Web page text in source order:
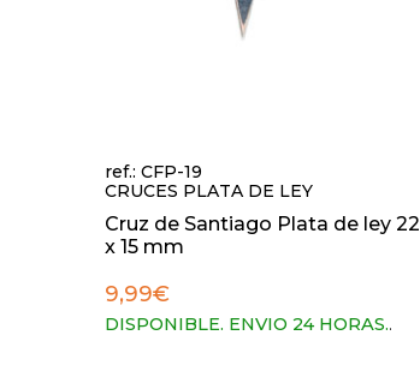
ref.: CFP-19
CRUCES PLATA DE LEY
Cruz de Santiago Plata de ley 22
x 15 mm
9,99€
DISPONIBLE. ENVIO 24 HORAS..